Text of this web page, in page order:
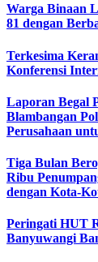
Warga Binaan
81 dengan
Terkesima
Konferensi
Laporan Begal
Blambangan
Perusahaan
Tiga Bulan
Ribu
dengan Kota-
Peringati HUT
Banyuwangi